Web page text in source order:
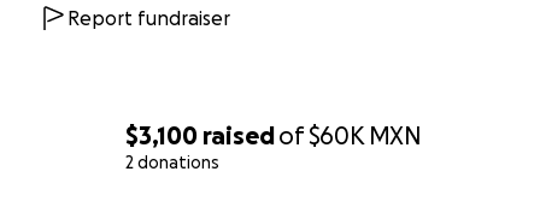
$3,100 raisedof$60K MXN
2 donations
Report fundraiser